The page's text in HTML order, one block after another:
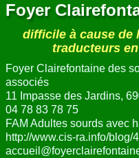
Foyer
difficile à cause de
traducteurs
Foyer Clairefontaine des
associés
11 Impasse des Jardins,
04 78 83 78 75
FAM Adultes sourds avec
http://www.cis-ra.info/blog/